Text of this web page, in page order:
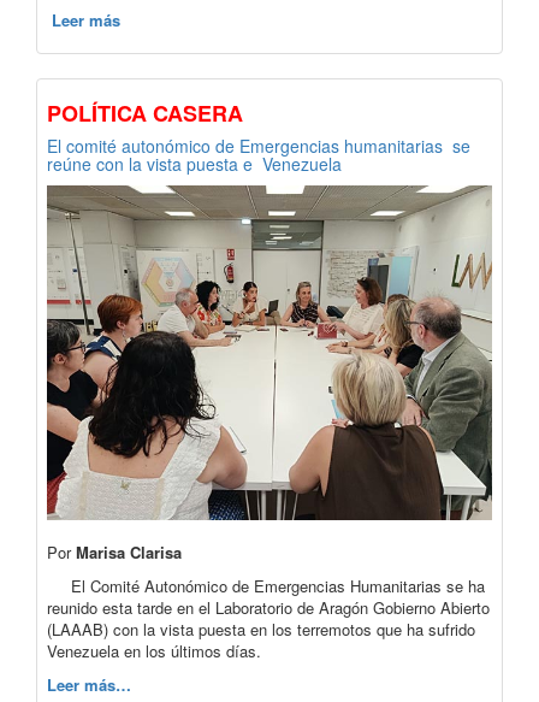
Leer más
POLÍTICA CASERA
El comité autonómico de Emergencias humanitarias se
reúne con la vista puesta e Venezuela
PorMarisa Clarisa
El Comité Autonómico de Emergencias Humanitarias se ha
reunido esta tarde en el Laboratorio de Aragón Gobierno Abierto
(LAAAB) con la vista puesta en los terremotos que ha sufrido
Venezuela en los últimos días.
Leer más…